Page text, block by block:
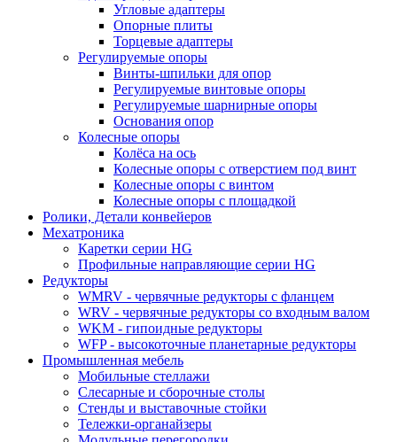
Угловые адаптеры
Опорные плиты
Торцевые адаптеры
Регулируемые опоры
Винты-шпильки для опор
Регулируемые винтовые опоры
Регулируемые шарнирные опоры
Основания опор
Колесные опоры
Колёса на ось
Колесные опоры с отверстием под винт
Колесные опоры с винтом
Колесные опоры с площадкой
Ролики, Детали конвейеров
Мехатроника
Каретки серии HG
Профильные направляющие серии HG
Редукторы
WMRV - червячные редукторы с фланцем
WRV - червячные редукторы со входным валом
WKM - гипоидные редукторы
WFP - высокоточные планетарные редукторы
Промышленная мебель
Мобильные стеллажи
Слесарные и сборочные столы
Стенды и выставочные стойки
Тележки-органайзеры